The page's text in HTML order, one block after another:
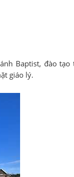
Baptist, đào
giáo lý.